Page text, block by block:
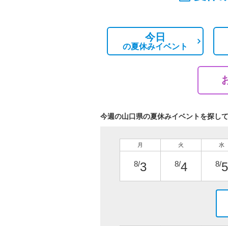
今日
の夏休みイベント
今週の山口県の夏休みイベントを探し
月
8/3
火
8/4
水
8/5